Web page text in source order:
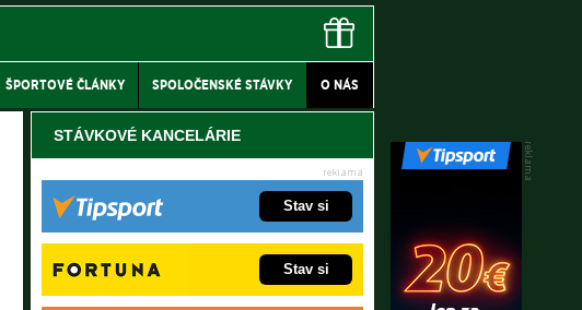
ŠPORTOVÉ ČLÁNKY SPOLOČENSKÉ STÁVKY O NÁS
STÁVKOVÉ KANCELÁRIE
Stav si
Stav si